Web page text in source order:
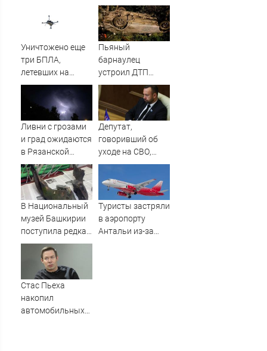
послу Украины
во время сплава
по реке
08/08/2026 –
Новости
Уничтожено еще
три БПЛА,
летевших на
Москву
Пьяный
барнаулец
устроил ДТП
ночью в
Шебалино
Ливни с грозами
и град ожидаются
в Рязанской
области — МЧС
Депутат,
говоривший об
уходе на СВО,
полгода
прогуливал
заседания
Заксобрания
В Национальный
музей Башкирии
поступила редкая
находка
ледникового
периода
Туристы застряли
в аэропорту
Антальи из-за
Стас Пьеха
накопил
автомобильных